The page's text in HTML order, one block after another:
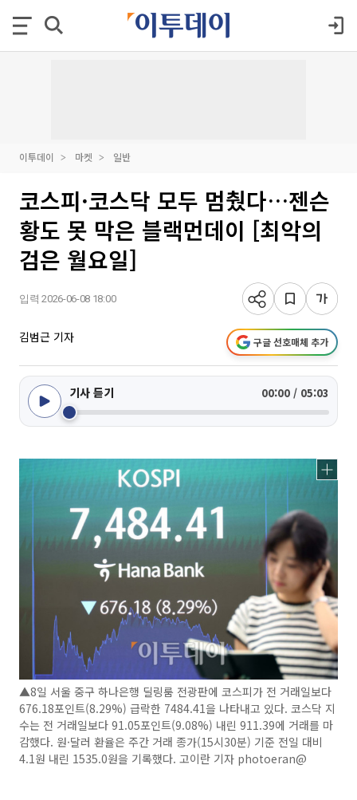
이투데이 마켓 일반
코스피·코스닥 모두 멈췄다…젠슨
황도 못 막은 블랙먼데이 [최악의
검은 월요일]
입력 2026-06-08 18:00
김범근 기자 구글 선호매체 추가
기사 듣기 00:00 / 05:03
▲8일 서울 중구 하나은행 딜링룸 전광판에 코스피가 전 거래일보다
676.18포인트(8.29%) 급락한 7484.41을 나타내고 있다. 코스닥 지
수는 전 거래일보다 91.05포인트(9.08%) 내린 911.39에 거래를 마
감했다. 원·달러 환율은 주간 거래 종가(15시30분) 기준 전일 대비
4.1원 내린 1535.0원을 기록했다. 고이란 기자 photoeran@